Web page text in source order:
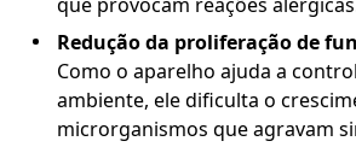
Redução da proliferação de
Como o aparelho ajuda a
ambiente, ele dificulta o
microrganismos que agravam